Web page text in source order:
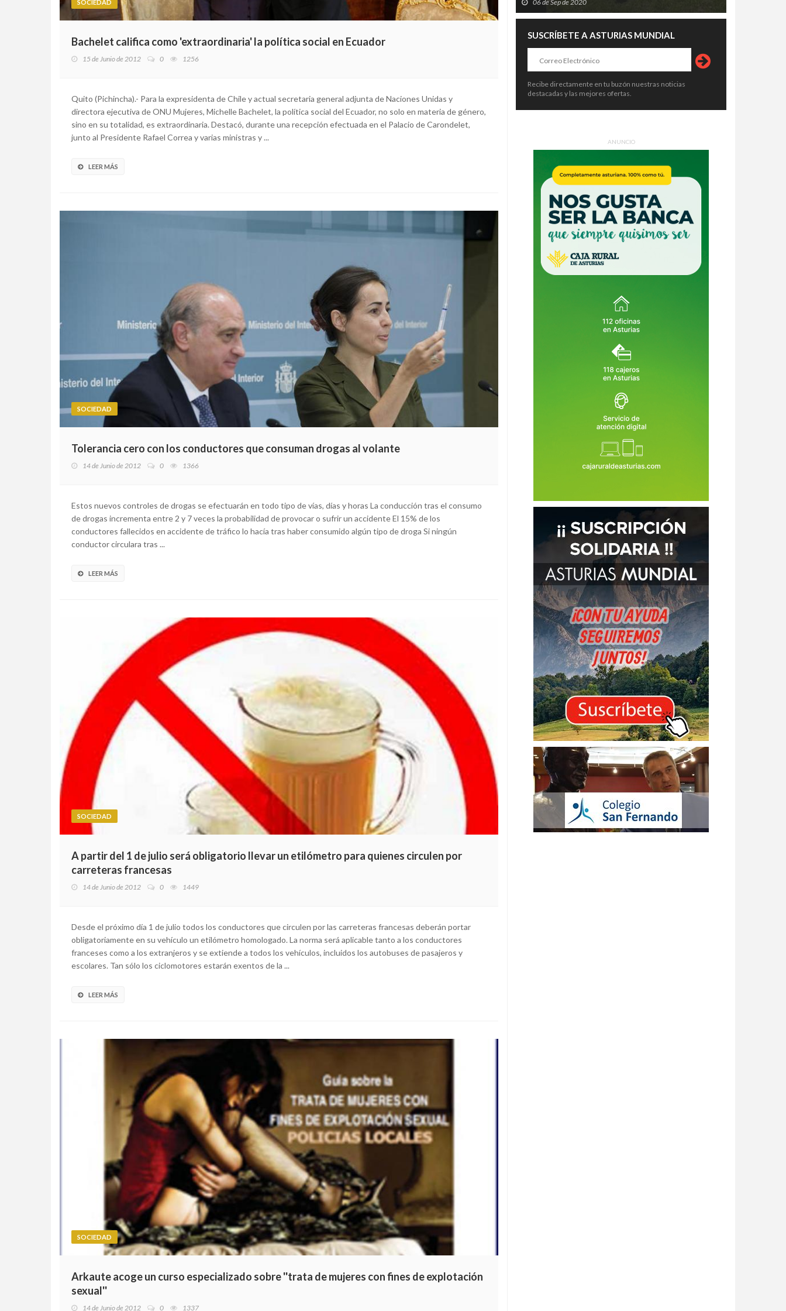
SOCIEDAD
Bachelet califica como 'extraordinaria' la política social en Ecuador
15 de Junio de 2012 0 1256
Quito (Pichincha).- Para la expresidenta de Chile y actual secretaria general adjunta de Naciones Unidas y
directora ejecutiva de ONU Mujeres, Michelle Bachelet, la política social del Ecuador, no solo en materia de género,
sino en su totalidad, es extraordinaria. Destacó, durante una recepción efectuada en el Palacio de Carondelet,
junto al Presidente Rafael Correa y varias ministras y ...
LEER MÁS
SOCIEDAD
Tolerancia cero con los conductores que consuman drogas al volante
14 de Junio de 2012 0 1366
Estos nuevos controles de drogas se efectuarán en todo tipo de vías, días y horas La conducción tras el consumo
de drogas incrementa entre 2 y 7 veces la probabilidad de provocar o sufrir un accidente El 15% de los
conductores fallecidos en accidente de tráfico lo hacía tras haber consumido algún tipo de droga Si ningún
conductor circulara tras ...
LEER MÁS
SOCIEDAD
A partir del 1 de julio será obligatorio llevar un etilómetro para quienes circulen por
carreteras francesas
14 de Junio de 2012 0 1449
Desde el próximo día 1 de julio todos los conductores que circulen por las carreteras francesas deberán portar
obligatoriamente en su vehículo un etilómetro homologado. La norma será aplicable tanto a los conductores
franceses como a los extranjeros y se extiende a todos los vehículos, incluidos los autobuses de pasajeros y
escolares. Tan sólo los ciclomotores estarán exentos de la ...
LEER MÁS
SOCIEDAD
Arkaute acoge un curso especializado sobre ''trata de mujeres con fines de explotación
sexual''
14 de Junio de 2012 0 1337
06 de Sep de 2020
SUSCRÍBETE A ASTURIAS MUNDIAL
Recibe directamente en tu buzón nuestras noticias
destacadas y las mejores ofertas.
ANUNCIO